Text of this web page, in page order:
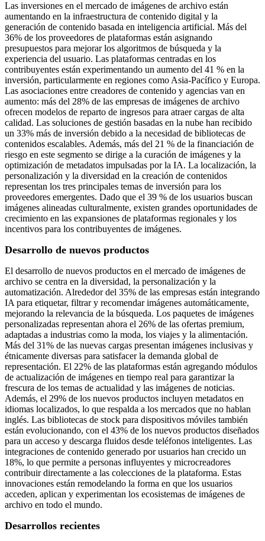
Las inversiones en el mercado de imágenes de archivo están
aumentando en la infraestructura de contenido digital y la
generación de contenido basada en inteligencia artificial. Más del
36% de los proveedores de plataformas están asignando
presupuestos para mejorar los algoritmos de búsqueda y la
experiencia del usuario. Las plataformas centradas en los
contribuyentes están experimentando un aumento del 41 % en la
inversión, particularmente en regiones como Asia-Pacífico y Europa.
Las asociaciones entre creadores de contenido y agencias van en
aumento: más del 28% de las empresas de imágenes de archivo
ofrecen modelos de reparto de ingresos para atraer cargas de alta
calidad. Las soluciones de gestión basadas en la nube han recibido
un 33% más de inversión debido a la necesidad de bibliotecas de
contenidos escalables. Además, más del 21 % de la financiación de
riesgo en este segmento se dirige a la curación de imágenes y la
optimización de metadatos impulsadas por la IA. La localización, la
personalización y la diversidad en la creación de contenidos
representan los tres principales temas de inversión para los
proveedores emergentes. Dado que el 39 % de los usuarios buscan
imágenes alineadas culturalmente, existen grandes oportunidades de
crecimiento en las expansiones de plataformas regionales y los
incentivos para los contribuyentes de imágenes.
Desarrollo de nuevos productos
El desarrollo de nuevos productos en el mercado de imágenes de
archivo se centra en la diversidad, la personalización y la
automatización. Alrededor del 35% de las empresas están integrando
IA para etiquetar, filtrar y recomendar imágenes automáticamente,
mejorando la relevancia de la búsqueda. Los paquetes de imágenes
personalizadas representan ahora el 26% de las ofertas premium,
adaptadas a industrias como la moda, los viajes y la alimentación.
Más del 31% de las nuevas cargas presentan imágenes inclusivas y
étnicamente diversas para satisfacer la demanda global de
representación. El 22% de las plataformas están agregando módulos
de actualización de imágenes en tiempo real para garantizar la
frescura de los temas de actualidad y las imágenes de noticias.
Además, el 29% de los nuevos productos incluyen metadatos en
idiomas localizados, lo que respalda a los mercados que no hablan
inglés. Las bibliotecas de stock para dispositivos móviles también
están evolucionando, con el 43% de los nuevos productos diseñados
para un acceso y descarga fluidos desde teléfonos inteligentes. Las
integraciones de contenido generado por usuarios han crecido un
18%, lo que permite a personas influyentes y microcreadores
contribuir directamente a las colecciones de la plataforma. Estas
innovaciones están remodelando la forma en que los usuarios
acceden, aplican y experimentan los ecosistemas de imágenes de
archivo en todo el mundo.
Desarrollos recientes